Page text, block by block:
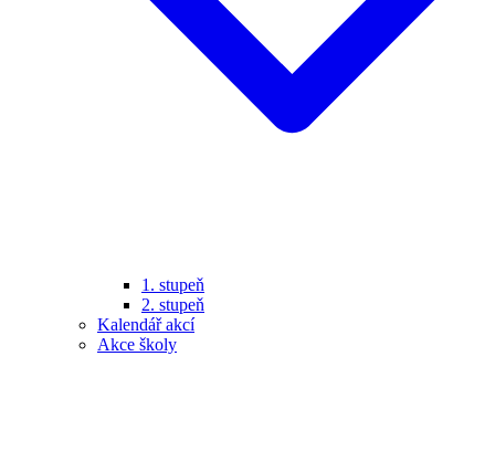
1. stupeň
2. stupeň
Kalendář akcí
Akce školy